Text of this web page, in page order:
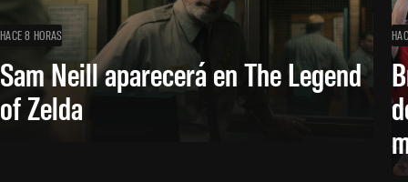
HACE 8 HORAS
Sam Neill aparecerá en The Legend
of Zelda